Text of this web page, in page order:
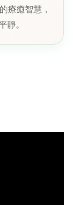
療癒智慧，
。